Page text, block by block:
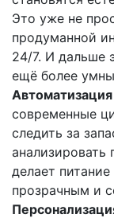
Это уже не
продуманной
24/7. И дальше
ещё более
современные
следить за
анализировать
делает
прозрачным и